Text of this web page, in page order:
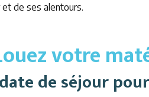
de ses alentours.
votre
de séjour